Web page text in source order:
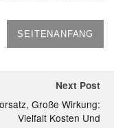
SEITENANFANG
Next Post
Große Wirkung:
Vielfalt Kosten Und